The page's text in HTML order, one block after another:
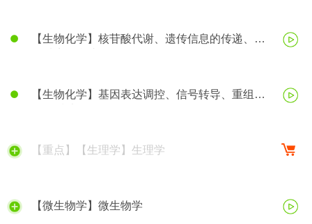
【生物化学】核苷酸代谢、遗传信息的传递、蛋
【生物化学】基因表达调控、信号转导、重组
【重点】【生理学】生理学
【微生物学】微生物学